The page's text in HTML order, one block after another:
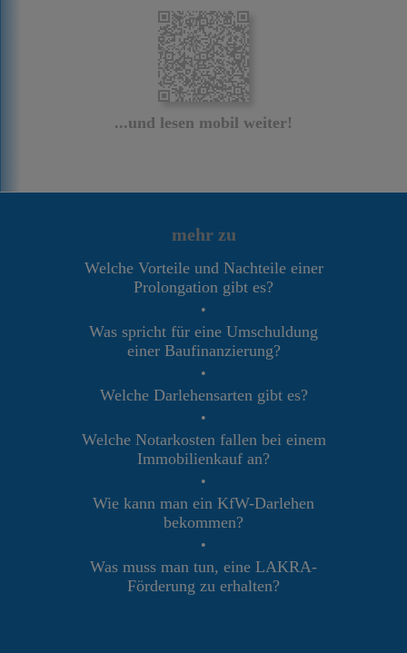
...und lesen mobil weiter!
mehr zu
Welche Vorteile und Nachteile einer
Prolongation gibt es?
•
Was spricht für eine Umschuldung
einer Baufinanzierung?
•
Welche Darlehensarten gibt es?
•
Welche Notarkosten fallen bei einem
Immobilienkauf an?
•
Wie kann man ein KfW-Darlehen
bekommen?
•
Was muss man tun, eine LAKRA-
Förderung zu erhalten?